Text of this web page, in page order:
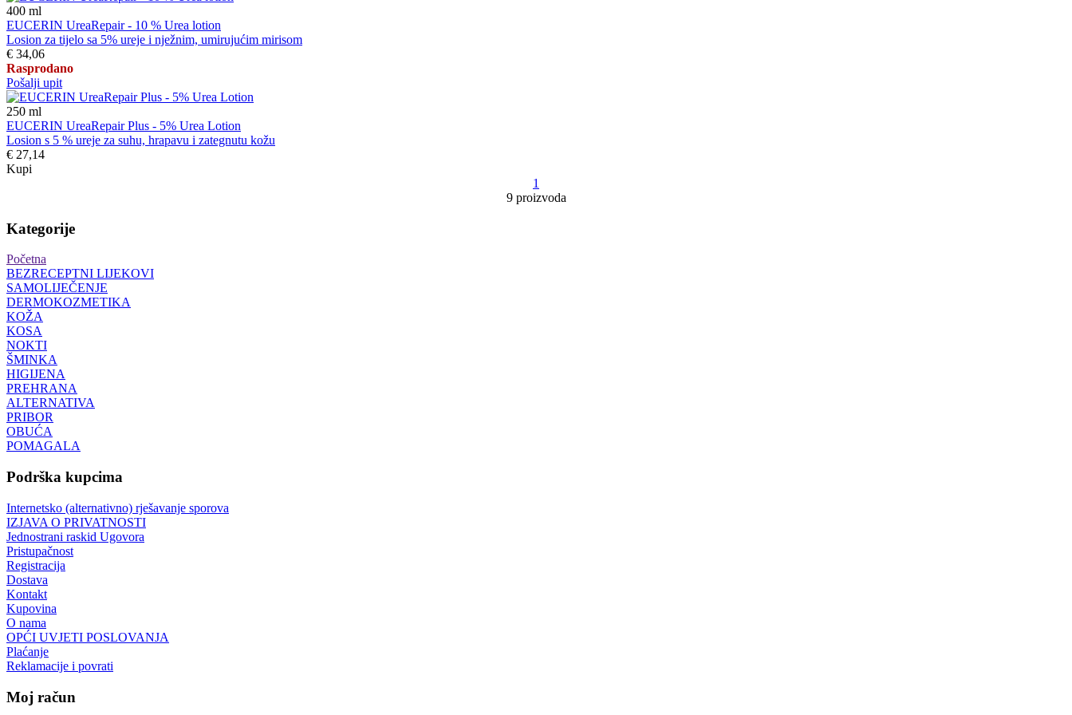
400 ml
EUCERIN UreaRepair - 10 % Urea lotion
Losion za tijelo sa 5% ureje i nježnim, umirujućim mirisom
€ 34,06
Rasprodano
Pošalji upit
250 ml
EUCERIN UreaRepair Plus - 5% Urea Lotion
Losion s 5 % ureje za suhu, hrapavu i zategnutu kožu
€ 27,14
Kupi
1
9 proizvoda
Kategorije
Početna
BEZRECEPTNI LIJEKOVI
SAMOLIJEČENJE
DERMOKOZMETIKA
KOŽA
KOSA
NOKTI
ŠMINKA
HIGIJENA
PREHRANA
ALTERNATIVA
PRIBOR
OBUĆA
POMAGALA
Podrška kupcima
Internetsko (alternativno) rješavanje sporova
IZJAVA O PRIVATNOSTI
Jednostrani raskid Ugovora
Pristupačnost
Registracija
Dostava
Kontakt
Kupovina
O nama
OPĆI UVJETI POSLOVANJA
Plaćanje
Reklamacije i povrati
Moj račun